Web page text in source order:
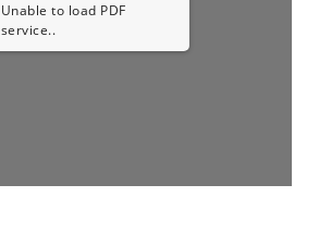
Unable to load PDF
service..